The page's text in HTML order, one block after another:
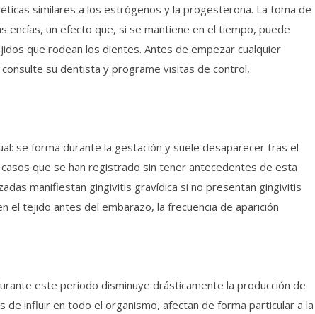
similares a los estrógenos y la progesterona. La toma de
encías, un efecto que, si se mantiene en el tiempo, puede
que rodean los dientes. Antes de empezar cualquier
su dentista y programe visitas de control,
se forma durante la gestación y suele desaparecer tras el
que se han registrado sin tener antecedentes de esta
manifiestan gingivitis gravídica si no presentan gingivitis
el tejido antes del embarazo, la frecuencia de aparición
este periodo disminuye drásticamente la producción de
influir en todo el organismo, afectan de forma particular a la